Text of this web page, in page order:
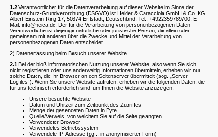
1.2 Verantwortlicher für die Datenverarbeitung auf dieser Website im Sinne der
Datenschutz-Grundverordnung (DSGVO) ist Heider & Caracciola GmbH & Co. KG,
Albert-Einstein-Ring 17, 50374 Erftstadt, Deutschland, Tel.: +4922359789700, E-
Mail: info@heica.de. Der für die Verarbeitung von personenbezogenen Daten
Verantwortliche ist diejenige natürliche oder juristische Person, die allein oder
gemeinsam mit anderen über die Zwecke und Mittel der Verarbeitung von
personenbezogenen Daten entscheidet.
2) Datenerfassung beim Besuch unserer Website
2.1 Bei der bloß informatorischen Nutzung unserer Website, also wenn Sie sich
nicht registrieren oder uns anderweitig Informationen übermitteln, erheben wir nur
solche Daten, die Ihr Browser an den Seitenserver übermittelt (sog. „Server-
Logfiles“). Wenn Sie unsere Website aufrufen, erheben wir die folgenden Daten, die
für uns technisch erforderlich sind, um Ihnen die Website anzuzeigen:
Unsere besuchte Website
Datum und Uhrzeit zum Zeitpunkt des Zugriffes
Menge der gesendeten Daten in Byte
Quelle/Verweis, von welchem Sie auf die Seite gelangten
Verwendeter Browser
Verwendetes Betriebssystem
Verwendete IP-Adresse (ggf.: in anonymisierter Form)